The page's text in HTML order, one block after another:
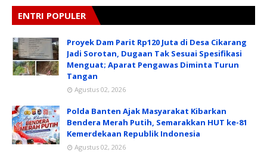
ENTRI POPULER
Proyek Dam Parit Rp120 Juta di Desa Cikarang
Jadi Sorotan, Dugaan Tak Sesuai Spesifikasi
Menguat; Aparat Pengawas Diminta Turun
Tangan
Agustus 02, 2026
Polda Banten Ajak Masyarakat Kibarkan
Bendera Merah Putih, Semarakkan HUT ke-81
Kemerdekaan Republik Indonesia
Agustus 02, 2026